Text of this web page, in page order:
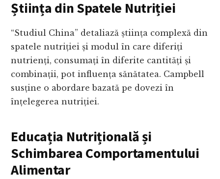
Știința din Spatele Nutriției
“Studiul China” detaliază știința complexă din
spatele nutriției și modul în care diferiți
nutrienți, consumați în diferite cantități și
combinații, pot influența sănătatea. Campbell
susține o abordare bazată pe dovezi în
înțelegerea nutriției.
Educația Nutrițională și
Schimbarea Comportamentului
Alimentar